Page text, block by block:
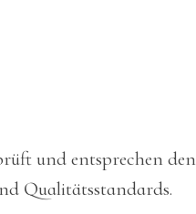
und entsprechen den
Qualitätsstandards.